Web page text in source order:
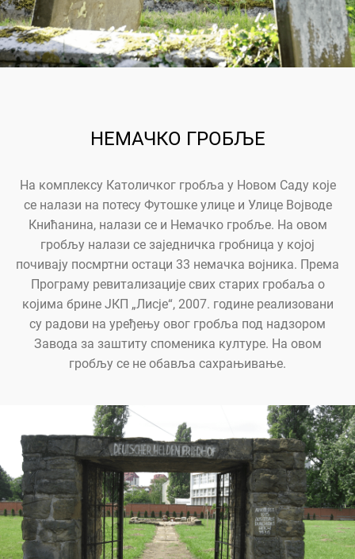
НЕМАЧКО ГРОБЉЕ
На комплексу Католичког гробља у Новом Саду које
се налази на потесу Футошке улице и Улице Војводе
Книћанина, налази се и Немачко гробље. На овом
гробљу налази се заједничка гробница у којој
почивају посмртни остаци 33 немачка војника. Према
Програму ревитализације свих старих гробаља о
којима брине ЈКП „Лисје“, 2007. године реализовани
су радови на уређењу овог гробља под надзором
Завода за заштиту споменика културе. На овом
гробљу се не обавља сахрањивање.